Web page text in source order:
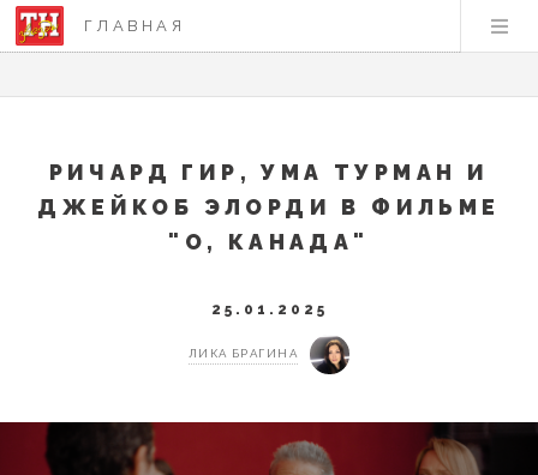
ГЛАВНАЯ
РИЧАРД ГИР, УМА ТУРМАН И
ДЖЕЙКОБ ЭЛОРДИ В ФИЛЬМЕ
"О, КАНАДА"
25.01.2025
ЛИКА БРАГИНА